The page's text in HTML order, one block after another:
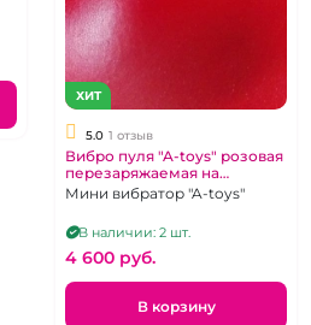
ХИТ
5.0 1 отзыв
Вибро пуля "A-toys" розовая
перезаряжаемая на
дистанционном управлении
Мини вибратор "A-toys"
В наличии: 2 шт.
4 600 pуб.
В корзину